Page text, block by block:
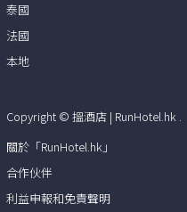
泰國
法國
本地
Copyright © 搵酒店 | RunHotel.hk .
關於「RunHotel.hk」
合作伙伴
利益申報和免責聲明